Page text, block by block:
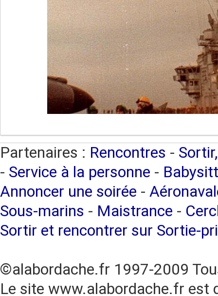
Partenaires : Rencontres -
- Service à la personne -
Annoncer une soirée -
Sous-marins - Maistrance -
Sortir et rencontrer sur Sortie-
©alabordache.fr 1997-2009
Le site www.alabordache.fr est